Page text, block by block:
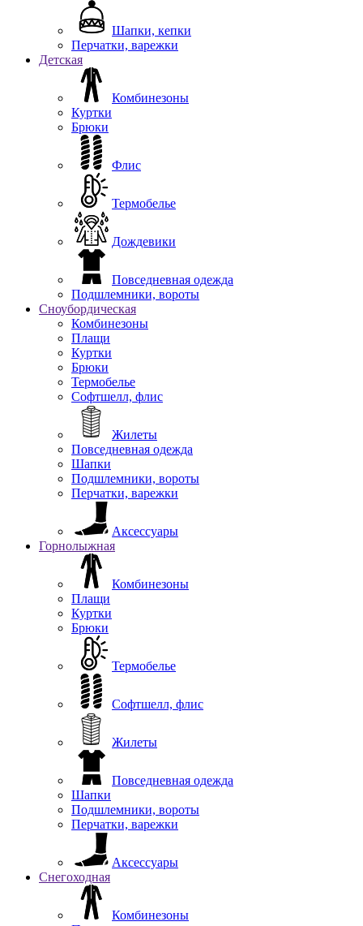
Шапки, кепки
Перчатки, варежки
Детская
Комбинезоны
Куртки
Брюки
Флис
Термобелье
Дождевики
Повседневная одежда
Подшлемники, вороты
Сноубордическая
Комбинезоны
Плащи
Куртки
Брюки
Термобелье
Софтшелл, флис
Жилеты
Повседневная одежда
Шапки
Подшлемники, вороты
Перчатки, варежки
Аксессуары
Горнолыжная
Комбинезоны
Плащи
Куртки
Брюки
Термобелье
Софтшелл, флис
Жилеты
Повседневная одежда
Шапки
Подшлемники, вороты
Перчатки, варежки
Аксессуары
Снегоходная
Комбинезоны